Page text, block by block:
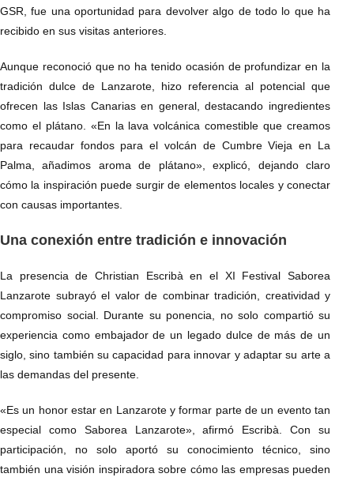
GSR, fue una oportunidad para devolver algo de todo lo que ha
recibido en sus visitas anteriores.
Aunque reconoció que no ha tenido ocasión de profundizar en la
tradición dulce de Lanzarote, hizo referencia al potencial que
ofrecen las Islas Canarias en general, destacando ingredientes
como el plátano. «En la lava volcánica comestible que creamos
para recaudar fondos para el volcán de Cumbre Vieja en La
Palma, añadimos aroma de plátano», explicó, dejando claro
cómo la inspiración puede surgir de elementos locales y conectar
con causas importantes.
Una conexión entre tradición e innovación
La presencia de Christian Escribà en el XI Festival Saborea
Lanzarote subrayó el valor de combinar tradición, creatividad y
compromiso social. Durante su ponencia, no solo compartió su
experiencia como embajador de un legado dulce de más de un
siglo, sino también su capacidad para innovar y adaptar su arte a
las demandas del presente.
«Es un honor estar en Lanzarote y formar parte de un evento tan
especial como Saborea Lanzarote», afirmó Escribà. Con su
participación, no solo aportó su conocimiento técnico, sino
también una visión inspiradora sobre cómo las empresas pueden